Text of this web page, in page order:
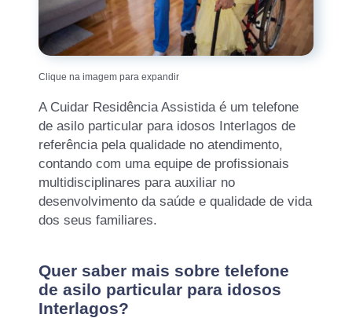
Clique na imagem para expandir
A Cuidar Residência Assistida é um telefone
de asilo particular para idosos Interlagos de
referência pela qualidade no atendimento,
contando com uma equipe de profissionais
multidisciplinares para auxiliar no
desenvolvimento da saúde e qualidade de vida
dos seus familiares.
Quer saber mais sobre telefone
de asilo particular para idosos
Interlagos?